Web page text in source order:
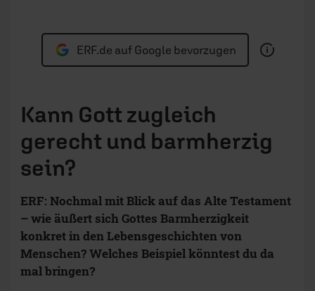
ERF.de auf Google bevorzugen
Kann Gott zugleich
gerecht und barmherzig
sein?
ERF: Nochmal mit Blick auf das Alte Testament
– wie äußert sich Gottes Barmherzigkeit
konkret in den Lebensgeschichten von
Menschen? Welches Beispiel könntest du da
mal bringen?